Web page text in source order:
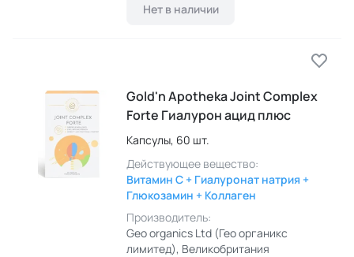
Нет в наличии
Gold'n Apotheka Joint Complex
Forte Гиалурон ацид плюс
Капсулы, 60 шт.
Действующее вещество:
Витамин C + Гиалуронат натрия +
Глюкозамин + Коллаген
Производитель:
Geo organics Ltd (Гео органикс
лимитед), Великобритания